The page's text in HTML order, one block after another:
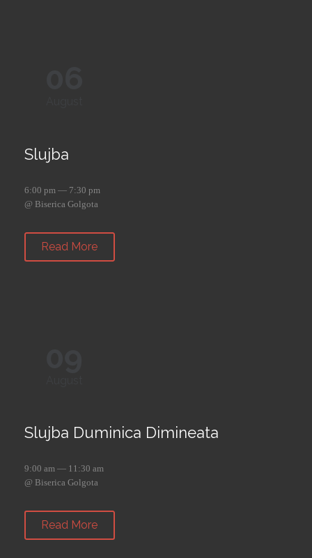
Slujba
6:00 pm — 7:30 pm
@ Biserica Golgota
Read More
Slujba Duminica Dimineata
9:00 am — 11:30 am
@ Biserica Golgota
Read More